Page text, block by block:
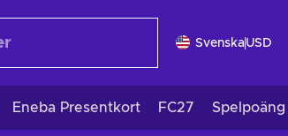
Svenska USD
Eneba Presentkort FC27 Spelpoäng